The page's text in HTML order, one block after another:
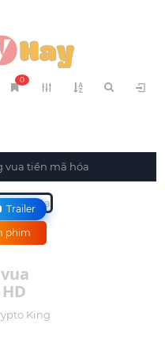
0
vua tiền mã hóa
Trailer
phim
King